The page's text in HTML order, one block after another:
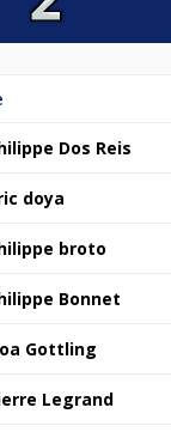
Dos Reis
doya
broto
Bonnet
Gottling
Legrand